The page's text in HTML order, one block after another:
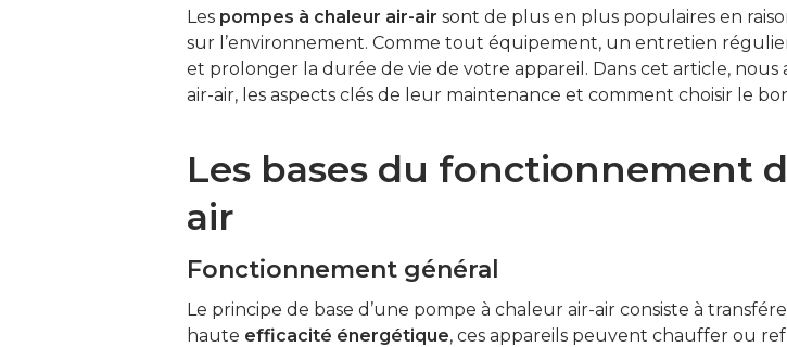
Les pompes à chaleur air-air sont de plus en plus populaires en
sur l’environnement. Comme tout équipement, un entretien
et prolonger la durée de vie de votre appareil. Dans cet article,
air-air, les aspects clés de leur maintenance et comment choisir le
Les bases du fonctionnement
air
Fonctionnement général
Le principe de base d’une pompe à chaleur air-air consiste à
haute efficacité énergétique, ces appareils peuvent chauffer ou